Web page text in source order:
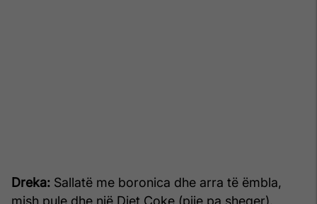
Dreka: Sallatë me boronica dhe arra të ëmbla,
mish pule dhe një Diet Coke (pije pa sheqer).